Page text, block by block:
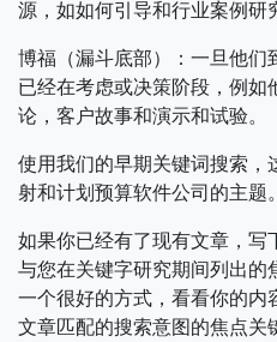
源，如如何引导和行业案例研
博福（漏斗底部）：一旦他们
已经在考虑或决策阶段，例
论，客户故事和演示和试验。
使用我们的早期关键词搜索，
射和计划预算软件公司的主题。
如果你已经有了现有文章，
与您在关键字研究期间列出的
一个很好的方式，看看你的
文章匹配的搜索意图的焦点关